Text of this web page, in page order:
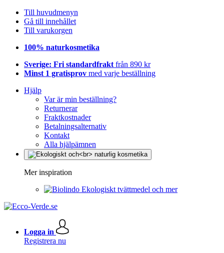
Till huvudmenyn
Gå till innehållet
Till varukorgen
100% naturkosmetika
Sverige: Fri standardfrakt från 890 kr
Minst 1 gratisprov med varje beställning
Hjälp
Var är min beställning?
Returnerar
Fraktkostnader
Betalningsalternativ
Kontakt
Alla hjälpämnen
Mer inspiration
Ekologiskt tvättmedel och mer
Logga in
Registrera nu